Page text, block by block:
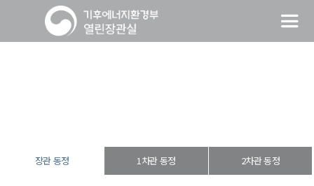
장관 동정 1차관 동정 2차관 동정